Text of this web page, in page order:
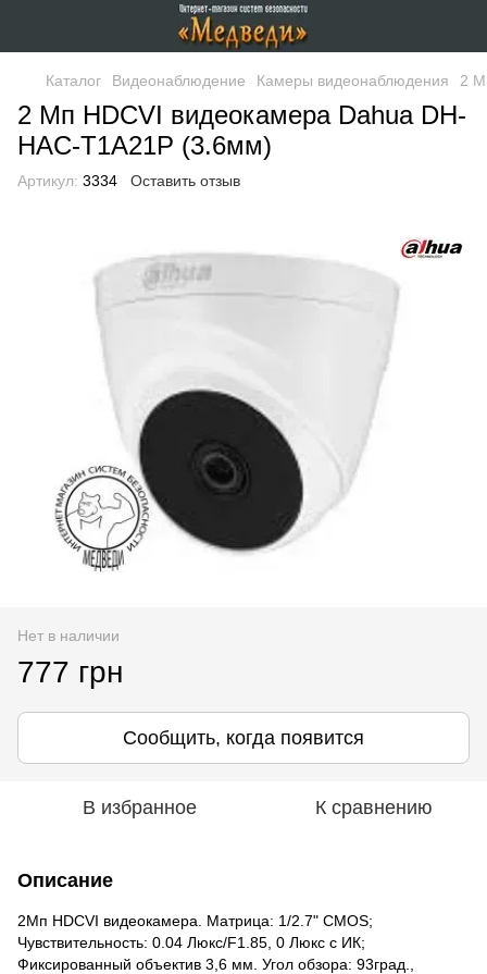
Каталог Видеонаблюдение Камеры видеонаблюдения 2
2 Мп HDCVI видеокамера Dahua DH-
HAC-T1A21P (3.6мм)
Артикул: 3334 Оставить отзыв
Нет в наличии
777 грн
Сообщить, когда появится
В избранное К сравнению
Описание
2Мп HDCVI видеокамера. Матрица: 1/2.7" CMOS;
Чувствительность: 0.04 Люкс/F1.85, 0 Люкс с ИК;
Фиксированный объектив 3,6 мм. Угол обзора: 93град.,